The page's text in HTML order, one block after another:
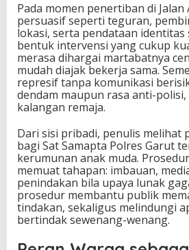
Pada momen penertiban di Jalan
persuasif seperti teguran,
lokasi, serta pendataan identitas
bentuk intervensi yang cukup
merasa dihargai martabatnya
mudah diajak bekerja sama.
represif tanpa komunikasi
dendam maupun rasa anti-
kalangan remaja.
Dari sisi pribadi, penulis melihat
bagi Sat Samapta Polres Garut
kerumunan anak muda.
memuat tahapan: imbauan,
penindakan bila upaya lunak
prosedur membantu publik
tindakan, sekaligus melindungi
bertindak sewenang-wenang.